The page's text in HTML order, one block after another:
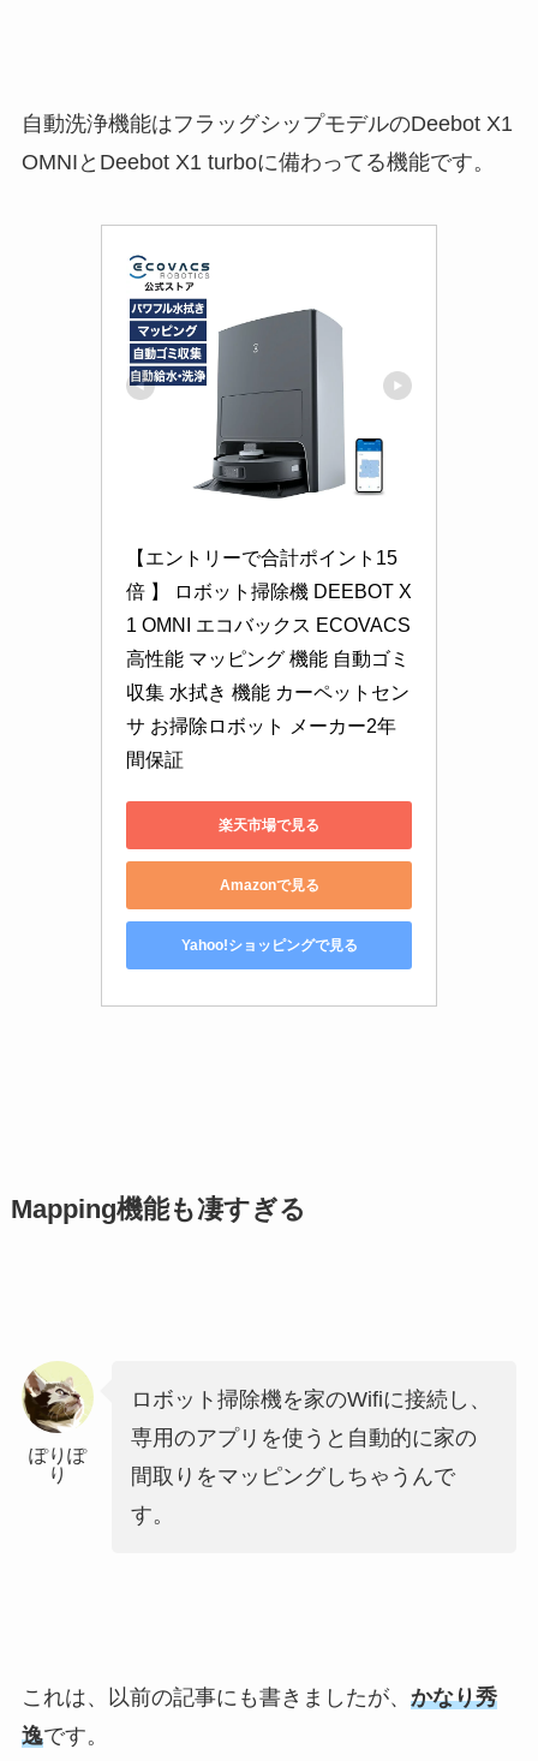
自動洗浄機能はフラッグシップモデルのDeebot X1
OMNIとDeebot X1 turboに備わってる機能です。
【エントリーで合計ポイント15
倍 】 ロボット掃除機 DEEBOT X
1 OMNI エコバックス ECOVACS
高性能 マッピング 機能 自動ゴミ
収集 水拭き 機能 カーペットセン
サ お掃除ロボット メーカー2年
間保証
楽天市場で見る
Amazonで見る
Yahoo!ショッピングで見る
Mapping機能も凄すぎる
ぽりぽ
り
ロボット掃除機を家のWifiに接続し、
専用のアプリを使うと自動的に家の
間取りをマッピングしちゃうんで
す。
これは、以前の記事にも書きましたが、 かなり秀
逸です。